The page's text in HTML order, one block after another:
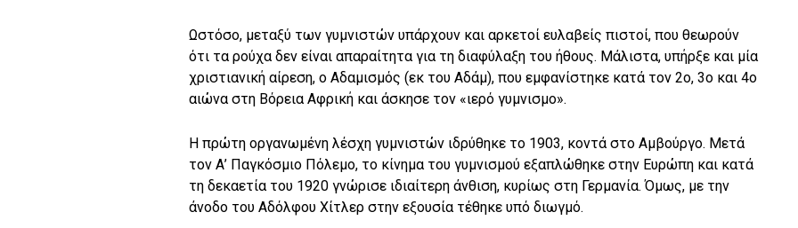
Ωστόσο, μεταξύ των γυμνιστών υπάρχουν και αρκετοί ευλαβείς πιστοί, που θεωρούν
ότι τα ρούχα δεν είναι απαραίτητα για τη διαφύλαξη του ήθους. Μάλιστα, υπήρξε και μία
χριστιανική αίρεση, ο Αδαμισμός (εκ του Αδάμ), που εμφανίστηκε κατά τον 2ο, 3ο και 4ο
αιώνα στη Βόρεια Αφρική και άσκησε τον «ιερό γυμνισμo».
Η πρώτη οργανωμένη λέσχη γυμνιστών ιδρύθηκε το 1903, κοντά στο Αμβούργο. Μετά
τον Α’ Παγκόσμιο Πόλεμο, το κίνημα του γυμνισμoύ εξαπλώθηκε στην Ευρώπη και κατά
τη δεκαετία του 1920 γνώρισε ιδιαίτερη άνθιση, κυρίως στη Γερμανία. Όμως, με την
άνοδο του Αδόλφου Χίτλερ στην εξουσία τέθηκε υπό διωγμό.